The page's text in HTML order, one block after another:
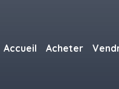
Accueil Acheter